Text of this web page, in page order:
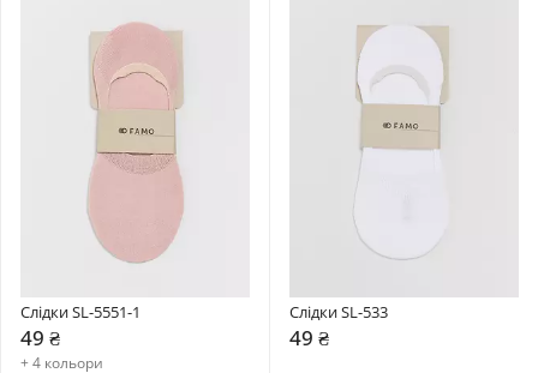
Слідки SL-5551-1
49 ₴
+ 4 кольори
Слідки SL-533
49 ₴